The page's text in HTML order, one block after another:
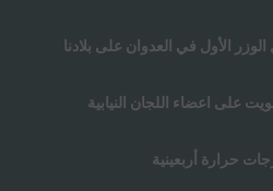
الأول في العدوان على بلادنا
على اعضاء اللجان النيابية
حرارة أربعينية